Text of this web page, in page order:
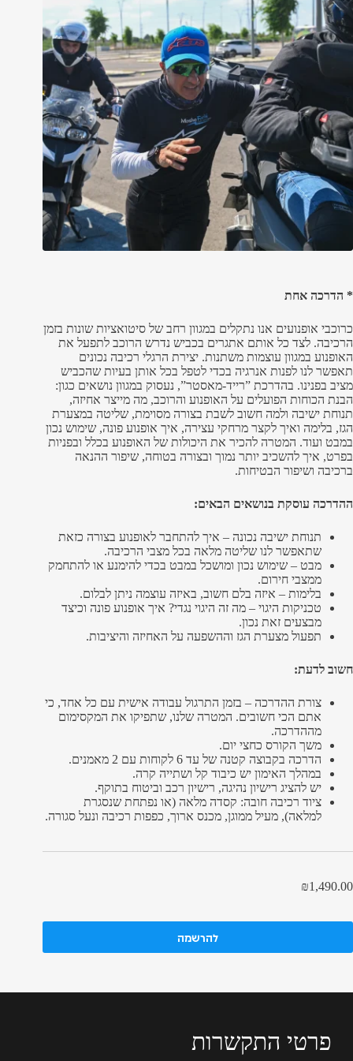
* הדרכה אחת
כרוכבי אופנועים אנו נתקלים במגוון רחב של סיטואציות שונות בזמן
הרכיבה. לצד כל אותם אתגרים בכביש נדרש הרוכב לתפעל את
האופנוע במגוון עוצמות משתנות. יצירת הרגלי רכיבה נכונים
תאפשר לנו לפנות אנרגיה בכדי לטפל בכל אותן בעיות שהכביש
מציב בפנינו. בהדרכת ”רייד-מאסטר”, נעסוק במגוון נושאים כגון:
הבנת הכוחות הפועלים על האופנוע והרוכב, מה מייצר אחיזה,
תנוחת ישיבה ולמה חשוב לשבת בצורה מסוימת, שליטה במצערת
הגז, בלימה ואיך לקצר מרחקי עצירה, איך אופנוע פונה, שימוש נכון
במבט ועוד. המטרה להכיר את היכולות של האופנוע בכלל ובפניות
בפרט, איך להשכיב יותר נמוך ובצורה בטוחה, שיפור ההנאה
ברכיבה ושיפור הבטיחות.
ההדרכה עוסקת בנושאים הבאים:
תנוחת ישיבה נכונה – איך להתחבר לאופנוע בצורה כזאת
שתאפשר לנו שליטה מלאה בכל מצבי הרכיבה.
מבט – שימוש נכון ומושכל במבט בכדי להימנע או להתחמק
ממצבי חירום.
בלימות – איזה בלם חשוב, באיזה עוצמה ניתן לבלום.
טכניקות היגוי – מה זה היגוי נגדי? איך אופנוע פונה וכיצד
מבצעים זאת נכון.
תפעול מצערת הגז וההשפעה על האחיזה והיציבות.
חשוב לדעת:
צורת ההדרכה – בזמן התרגול עבודה אישית עם כל אחד, כי
אתם הכי חשובים. המטרה שלנו, שתפיקו את המקסימום
מההדרכה.
משך הקורס כחצי יום.
הדרכה בקבוצה קטנה של עד 6 לקוחות עם 2 מאמנים.
במהלך האימון יש כיבוד קל ושתייה קרה.
יש להציג רישיון נהיגה, רישיון רכב וביטוח בתוקף.
ציוד רכיבה חובה: קסדה מלאה (או נפתחת שנסגרת
למלאה), מעיל ממוגן, מכנס ארוך, כפפות רכיבה ונעל סגורה.
₪1,490.00
להרשמה
פרטי התקשרות